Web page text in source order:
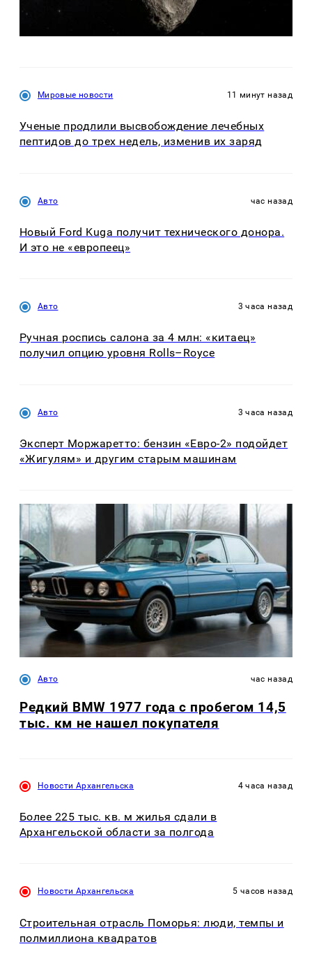
Мировые новости 11 минут назад
Ученые продлили высвобождение лечебных
пептидов до трех недель, изменив их заряд
Авто час назад
Новый Ford Kuga получит технического донора.
И это не «европеец»
Авто 3 часа назад
Ручная роспись салона за 4 млн: «китаец»
получил опцию уровня Rolls–Royce
Авто 3 часа назад
Эксперт Моржаретто: бензин «Евро-2» подойдет
«Жигулям» и другим старым машинам
Авто час назад
Редкий BMW 1977 года с пробегом 14,5
тыс. км не нашел покупателя
Новости Архангельска 4 часа назад
Более 225 тыс. кв. м жилья сдали в
Архангельской области за полгода
Новости Архангельска 5 часов назад
Строительная отрасль Поморья: люди, темпы и
полмиллиона квадратов